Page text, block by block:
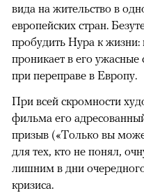
вида на жительство в
европейских стран.
пробудить Нура к жизни:
проникает в его
при переправе в Европу.
При всей скромности
фильма его
призыв («Только вы
для тех, кто не понял,
лишним в дни
кризиса.